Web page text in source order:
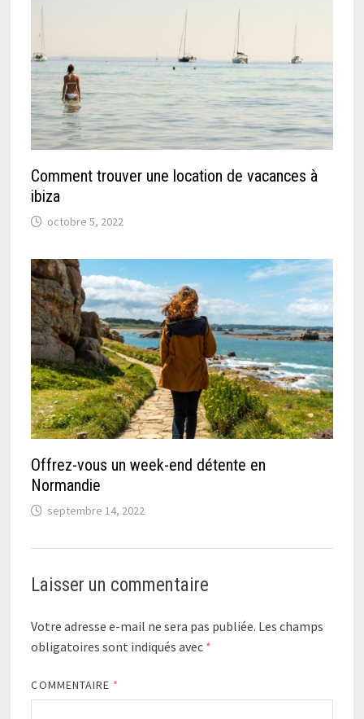
Comment trouver une location de vacances à
ibiza
octobre 5, 2022
Offrez-vous un week-end détente en
Normandie
septembre 14, 2022
Laisser un commentaire
Votre adresse e-mail ne sera pas publiée. Les champs
obligatoires sont indiqués avec *
COMMENTAIRE *